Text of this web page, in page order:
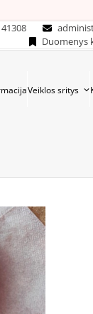
Duomenys
Veiklos sritys